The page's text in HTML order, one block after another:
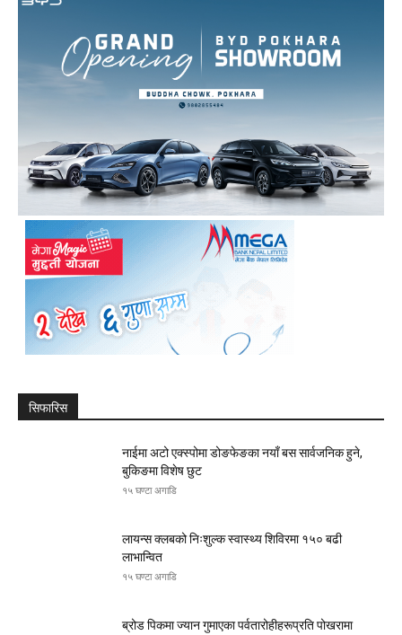
सिफारिस
नाईमा अटो एक्स्पोमा डोङफेङका नयाँ बस सार्वजनिक हुने,
बुकिङमा विशेष छुट
१५ घण्टा अगाडि
लायन्स क्लबको निःशुल्क स्वास्थ्य शिविरमा १५० बढी
लाभान्वित
१५ घण्टा अगाडि
ब्रोड पिकमा ज्यान गुमाएका पर्वतारोहीहरूप्रति पोखरामा